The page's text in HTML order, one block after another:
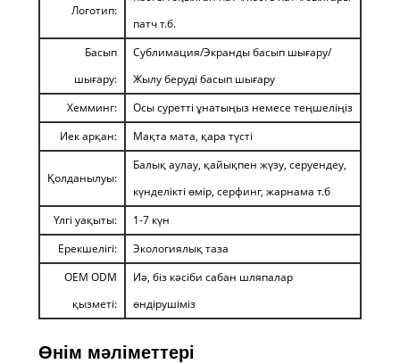
Логотип:
патч т.б.
Басып
шығару:
Сублимация/Экранды басып шығару/
Жылу беруді басып шығару
Хемминг:
Осы суретті ұнатыңыз немесе теңшеліңіз
Иек арқан:
Мақта мата, қара түсті
Қолданылуы:
Балық аулау, қайықпен жүзу, серуендеу,
күнделікті өмір, серфинг, жарнама т.б
Үлгі уақыты:
1-7 күн
Ерекшелігі:
Экологиялық таза
OEM ODM
қызметі:
Иә, біз кәсіби сабан шляпалар
өндірушіміз
Өнім мәліметтері